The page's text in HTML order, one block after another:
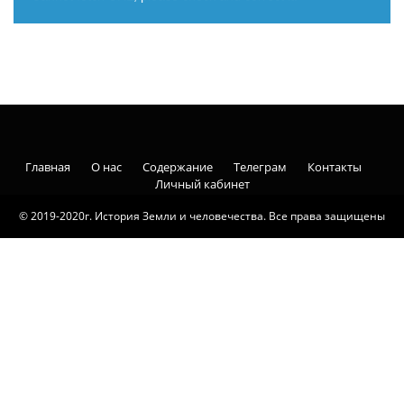
© 2019-2020г. История Земли и человечества. Все права защищены
Главная О нас Содержание Телеграм
Контакты
Личный кабинет